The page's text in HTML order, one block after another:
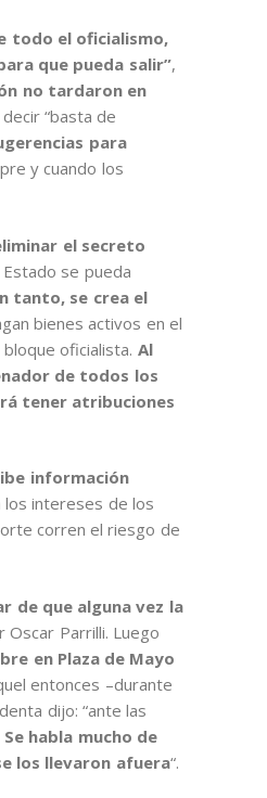
todo el oficialismo,
que pueda salir”,
no tardaron en
“basta de
para
y cuando los
el secreto
se pueda
tanto, se crea el
bienes activos en el
oficialista. Al
de todos los
tener atribuciones
información
intereses de los
corren el riesgo de
de que alguna vez la
Oscar Parrilli. Luego
en Plaza de Mayo
entonces –durante
dijo: “ante las
Se habla mucho de
los llevaron afuera“.